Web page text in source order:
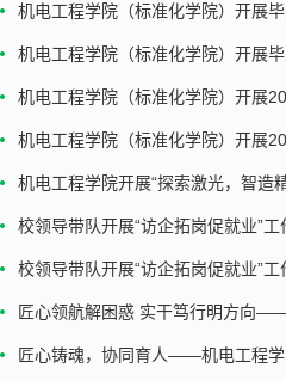
机电工程学院（标准化学院）开展
机电工程学院（标准化学院）开展
机电工程学院（标准化学院）开展
机电工程学院（标准化学院）开展
机电工程学院开展“探索激光，智造
校领导带队开展“访企拓岗促就业”工
校领导带队开展“访企拓岗促就业”工
匠心领航解困惑 实干笃行明方向
匠心铸魂，协同育人——机电工程学